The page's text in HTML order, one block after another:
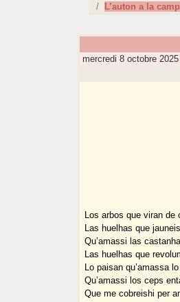
L’auton a la
mercredi 8 octobre 2025
Los arbos que viran de
Las huelhas que
Qu’amassi las
Las huelhas que
Lo paisan qu’amassa
Qu’amassi los ceps
Que me cobreishi per